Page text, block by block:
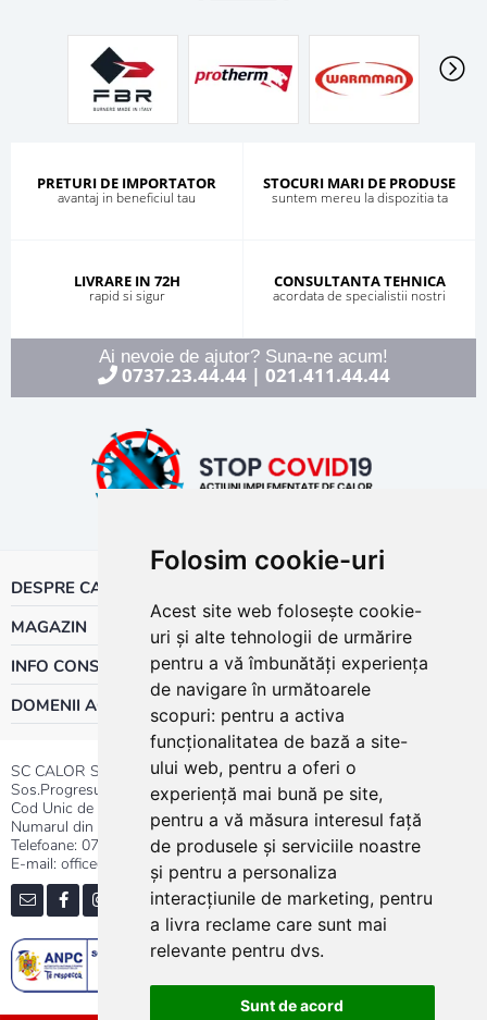
Folosim cookie-uri
Acest site web folosește cookie-
uri și alte tehnologii de urmărire
pentru a vă îmbunătăți experiența
de navigare în următoarele
scopuri: pentru a activa
funcționalitatea de bază a site-
ului web, pentru a oferi o
experiență mai bună pe site,
pentru a vă măsura interesul față
de produsele și serviciile noastre
și pentru a personaliza
interacțiunile de marketing, pentru
a livra reclame care sunt mai
relevante pentru dvs.
Sunt de acord
PRETURI DE IMPORTATOR
avantaj in beneficiul tau
STOCURI MARI DE PRODUSE
suntem mereu la dispozitia ta
LIVRARE IN 72H
rapid si sigur
CONSULTANTA TEHNICA
acordata de specialistii nostri
Ai nevoie de ajutor? Suna-ne acum!
0737.23.44.44| 021.411.44.44
DESPRE CALOR
MAGAZIN
INFO CONSUMATOR
DOMENII ACTIVITATE
SC CALOR SRL
Sos.Progresului nr.30-40, Sector 5, Bucuresti
Cod Unic de Inregistrare: RO 3004724
Numarul din Registrul Comertului:J40/13176/1991
Telefoane: 0737.23.44.44|021.411.44.44
E-mail: office@calor.ro